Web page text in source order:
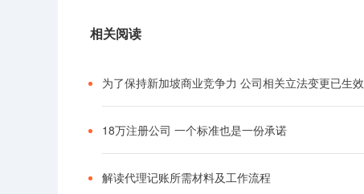
相关阅读
为了保持新加坡商业竞争力 公司相关立法变更已生效
18万注册公司 一个标准也是一份承诺
解读代理记账所需材料及工作流程